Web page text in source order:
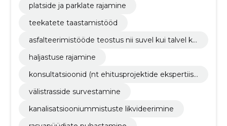
platside ja parklate rajamine
teekatete taastamistööd
asfalteerimistööde teostus nii suvel kui talvel ko
haljastuse rajamine
konsultatsioonid (nt ehitusprojektide ekspertiisi
välistrasside survestamine
kanalisatsiooniummistuste likvideerimine